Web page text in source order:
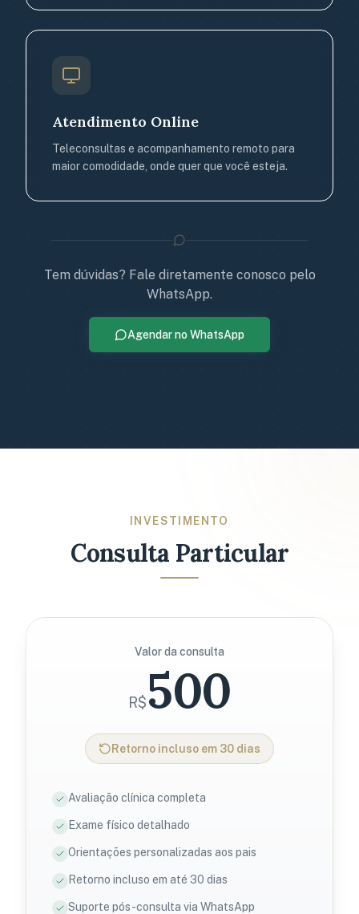
Atendimento Online
Teleconsultas e acompanhamento remoto para
maior comodidade, onde quer que você esteja.
Tem dúvidas? Fale diretamente conosco pelo
WhatsApp.
Agendar no WhatsApp
INVESTIMENTO
Consulta Particular
Valor da consulta
R$500
Retorno incluso em 30 dias
Avaliação clínica completa
Exame físico detalhado
Orientações personalizadas aos pais
Retorno incluso em até 30 dias
Suporte pós-consulta via WhatsApp